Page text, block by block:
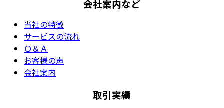
会社案内など
当社の特徴
サービスの流れ
Ｑ＆Ａ
お客様の声
会社案内
取引実績